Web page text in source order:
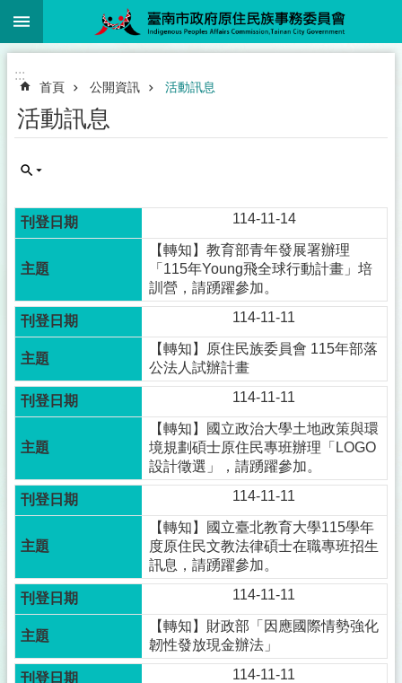
跳到主要內容區塊
:::
首頁 公開資訊 活動訊息
活動訊息
114-11-14
【轉知】教育部青年發展署辦理
「115年Young飛全球行動計畫」培
訓營，請踴躍參加。
114-11-11
【轉知】原住民族委員會 115年部落
公法人試辦計畫
114-11-11
【轉知】國立政治大學土地政策與環
境規劃碩士原住民專班辦理「LOGO
設計徵選」，請踴躍參加。
114-11-11
【轉知】國立臺北教育大學115學年
度原住民文教法律碩士在職專班招生
訊息，請踴躍參加。
114-11-11
【轉知】財政部「因應國際情勢強化
韌性發放現金辦法」
114-11-11